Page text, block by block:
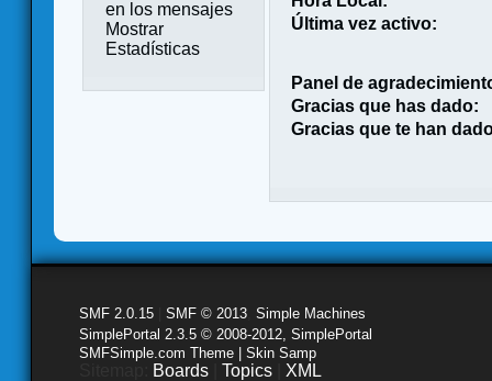
en los mensajes
Mostrar
Estadísticas
Última vez activo:
Panel de
Gracias que has dado:
Gracias que te han
SMF 2.0.15 SMF © 2013 Simple Machines
SimplePortal 2.3.5 © 2008-2012, SimplePortal
SMFSimple.com Theme | Skin Samp
Boards Topics XML